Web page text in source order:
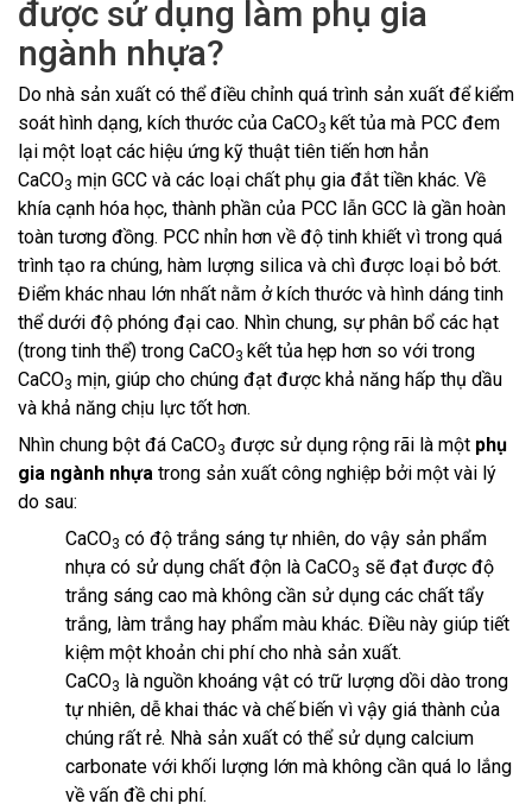
được sử dụng làm phụ gia
ngành nhựa?
Do nhà sản xuất có thể điều chỉnh quá trình sản xuất để kiểm
soát hình dạng, kích thước của CaCO3 kết tủa mà PCC đem
lại một loạt các hiệu ứng kỹ thuật tiên tiến hơn hẳn
CaCO3 mịn GCC và các loại chất phụ gia đắt tiền khác. Về
khía cạnh hóa học, thành phần của PCC lẫn GCC là gần hoàn
toàn tương đồng. PCC nhỉn hơn về độ tinh khiết vì trong quá
trình tạo ra chúng, hàm lượng silica và chì được loại bỏ bớt.
Điểm khác nhau lớn nhất nằm ở kích thước và hình dáng tinh
thể dưới độ phóng đại cao. Nhìn chung, sự phân bổ các hạt
(trong tinh thể) trong CaCO3 kết tủa hẹp hơn so với trong
CaCO3 mịn, giúp cho chúng đạt được khả năng hấp thụ dầu
và khả năng chịu lực tốt hơn.
Nhìn chung bột đá CaCO3 được sử dụng rộng rãi là một phụ
gia ngành nhựa trong sản xuất công nghiệp bởi một vài lý
do sau:
CaCO3 có độ trắng sáng tự nhiên, do vậy sản phẩm
nhựa có sử dụng chất độn là CaCO3 sẽ đạt được độ
trắng sáng cao mà không cần sử dụng các chất tẩy
trắng, làm trắng hay phẩm màu khác. Điều này giúp tiết
kiệm một khoản chi phí cho nhà sản xuất.
CaCO3
là nguồn khoáng vật có trữ lượng dồi dào trong
tự nhiên, dễ khai thác và chế biến vì vậy giá thành của
chúng rất rẻ. Nhà sản xuất có thể sử dụng calcium
carbonate với khối lượng lớn mà không cần quá lo lắng
về vấn đề chi phí.